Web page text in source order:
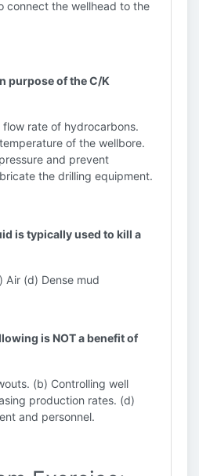
connect the wellhead to the
purpose of the C/K
flow rate of hydrocarbons.
of the wellbore.
and prevent
the drilling equipment.
is typically used to kill a
Air (d) Dense mud
is NOT a benefit of
(b) Controlling well
production rates. (d)
and personnel.